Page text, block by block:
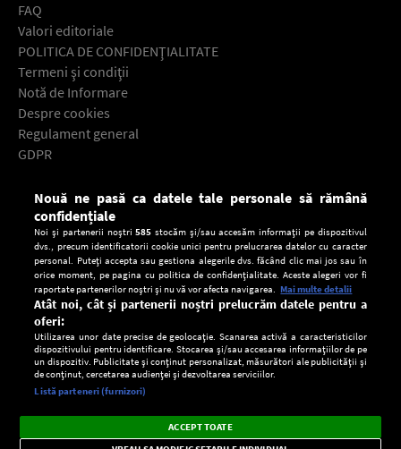
FAQ
Valori editoriale
POLITICA DE CONFIDENŢIALITATE
Termeni şi condiţii
Notă de Informare
Despre cookies
Regulament general
GDPR
Descarcă gratuit aplicaţia Europa FM pentru smartphone:
Setări:
Dark
Mode
Radio live, podcasturi, știri și alerte
importante.
×
Nouă ne pasă ca datele tale personale să rămână
confidențiale
Noi și partenerii noștri585 stocăm și/sau accesăm informații pe dispozitivul
dvs., precum identificatorii cookie unici pentru prelucrarea datelor cu caracter
personal. Puteți accepta sau gestiona alegerile dvs. făcând clic mai jos sau în
orice moment, pe pagina cu politica de confidențialitate. Aceste alegeri vor fi
raportate partenerilor noștri și nu vă vor afecta navigarea. Mai multe detalii
Atât noi, cât și partenerii noștri prelucrăm datele pentru a
oferi:
Utilizarea unor date precise de geolocație. Scanarea activă a caracteristicilor
dispozitivului pentru identificare. Stocarea și/sau accesarea informațiilor de pe
un dispozitiv. Publicitate și conținut personalizat, măsurători ale publicității și
de conținut, cercetarea audienței și dezvoltarea serviciilor.
Listă parteneri (furnizori)
ACCEPT TOATE